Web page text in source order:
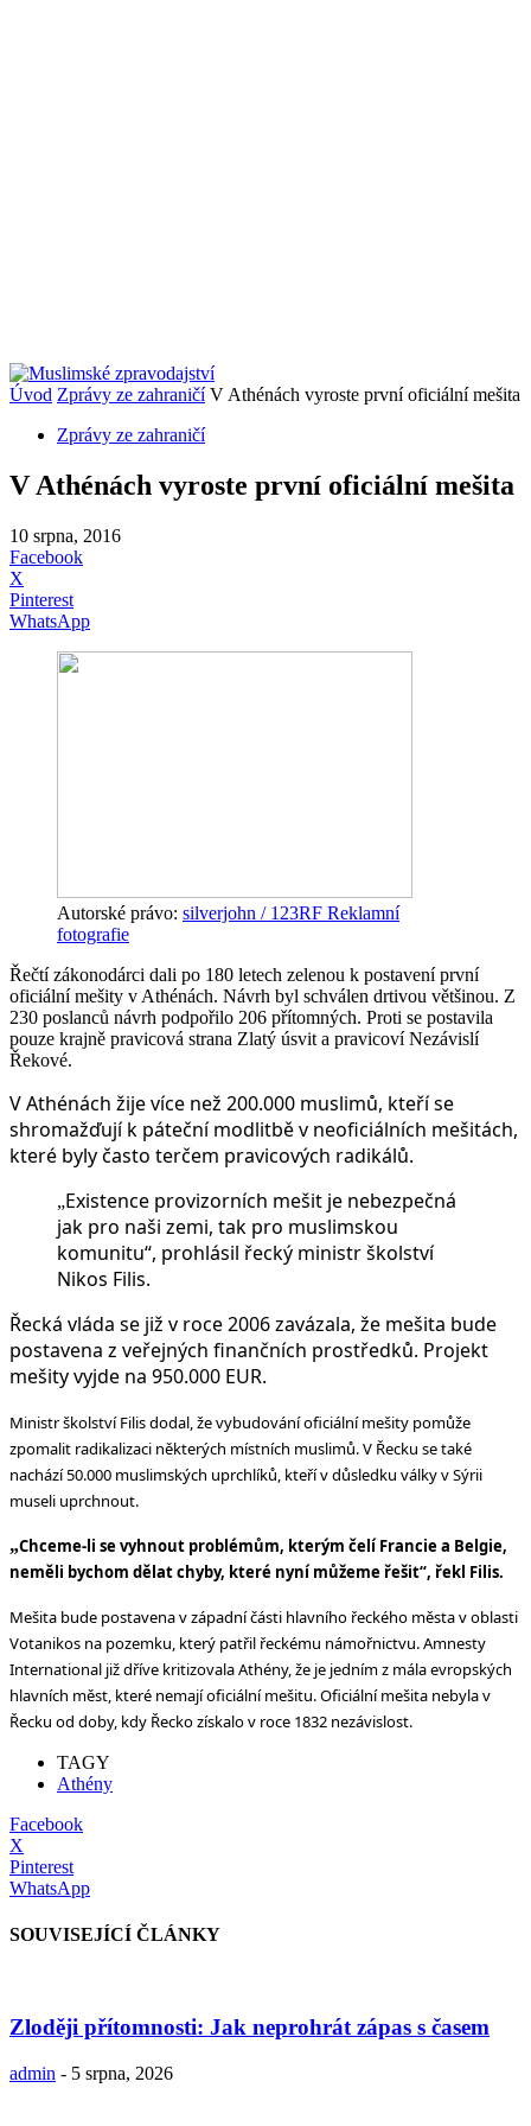
Úvod Zprávy ze zahraničí V Athénách vyroste první oficiální mešita
Zprávy ze zahraničí
V Athénách vyroste první oficiální mešita
10 srpna, 2016
Facebook
X
Pinterest
WhatsApp
Autorské právo: silverjohn / 123RF Reklamní
fotografie
Řečtí zákonodárci dali po 180 letech zelenou k postavení první
oficiální mešity v Athénách. Návrh byl schválen drtivou většinou. Z
230 poslanců návrh podpořilo 206 přítomných. Proti se postavila
pouze krajně pravicová strana Zlatý úsvit a pravicoví Nezávislí
Řekové.
V Athénách žije více než 200.000 muslimů, kteří se
shromažďují k páteční modlitbě v neoficiálních mešitách,
které byly často terčem pravicových radikálů.
„Existence provizorních mešit je nebezpečná
jak pro naši zemi, tak pro muslimskou
komunitu“, prohlásil řecký ministr školství
Nikos Filis.
Řecká vláda se již v roce 2006 zavázala, že mešita bude
postavena z veřejných finančních prostředků. Projekt
mešity vyjde na 950.000 EUR.
Ministr školství Filis dodal, že vybudování oficiální mešity pomůže
zpomalit radikalizaci některých místních muslimů. V Řecku se také
nachází 50.000 muslimských uprchlíků, kteří v důsledku války v Sýrii
museli uprchnout.
„Chceme-li se vyhnout problémům, kterým čelí Francie a Belgie,
neměli bychom dělat chyby, které nyní můžeme řešit“, řekl Filis.
Mešita bude postavena v západní části hlavního řeckého města v oblasti
Votanikos na pozemku, který patřil řeckému námořnictvu. Amnesty
International již dříve kritizovala Athény, že je jedním z mála evropských
hlavních měst, které nemajíoficiální mešitu. Oficiální mešita nebyla v
Řecku od doby, kdy Řecko získalo v roce 1832 nezávislost.
TAGY
Athény
Facebook
X
Pinterest
WhatsApp
SOUVISEJÍCÍ ČLÁNKY
Zloději přítomnosti: Jak neprohrát zápas s časem
admin - 5 srpna, 2026